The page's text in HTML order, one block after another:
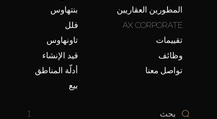
بنتهاوس
فلل
تاونهاوس
قيد الإنشاء
أدلّة المناطق
بيع
المطورين العقاريين
AX CORPORATE
تقييمات
وظائف
تواصل معنا
1